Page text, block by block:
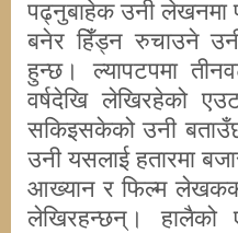
पढ्नुबाहेक उनी लेखनमा
बनेर हिँड्न रुचाउने
हुन्छ। ल्यापटपमा
वर्षदेखि लेखिरहेको
सकिइसकेको उनी
उनी यसलाई हतारमा
आख्यान र फिल्म
लेखिरहन्छन्। हालैको